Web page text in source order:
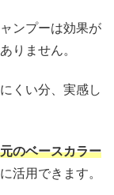
ンプーは効果が
りません。
くい分、実感し
のベースカラー
活用できます。